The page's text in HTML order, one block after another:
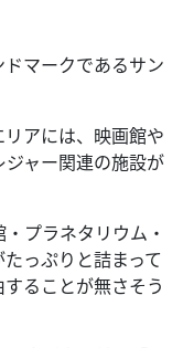
マークであるサン
アには、映画館や
ャー関連の施設が
プラネタリウム・
っぷりと詰まって
ることが無さそう